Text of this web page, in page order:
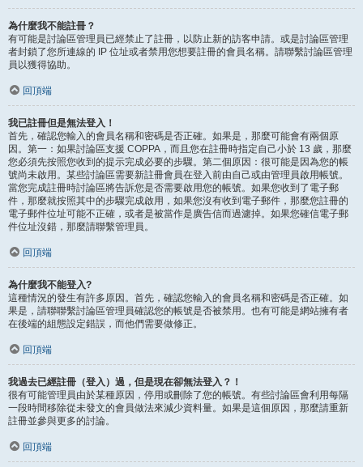
為什麼我不能註冊？
有可能是討論區管理員已經禁止了註冊，以防止新的訪客申請。或是討論區管理
者封鎖了您所連線的 IP 位址或者禁用您想要註冊的會員名稱。請聯繫討論區管理
員以獲得協助。
回頂端
我已註冊但是無法登入！
首先，確認您輸入的會員名稱和密碼是否正確。如果是，那麼可能會有兩個原
因。第一：如果討論區支援 COPPA，而且您在註冊時指定自己小於 13 歲，那麼
您必須先按照您收到的提示完成必要的步驟。第二個原因：很可能是因為您的帳
號尚未啟用。某些討論區需要新註冊會員在登入前由自己或由管理員啟用帳號。
當您完成註冊時討論區將告訴您是否需要啟用您的帳號。如果您收到了電子郵
件，那麼就按照其中的步驟完成啟用，如果您沒有收到電子郵件，那麼您註冊的
電子郵件位址可能不正確，或者是被當作是廣告信而過濾掉。如果您確信電子郵
件位址沒錯，那麼請聯繫管理員。
回頂端
為什麼我不能登入?
這種情況的發生有許多原因。首先，確認您輸入的會員名稱和密碼是否正確。如
果是，請聯聯繫討論區管理員確認您的帳號是否被禁用。也有可能是網站擁有者
在後端的組態設定錯誤，而他們需要做修正。
回頂端
我過去已經註冊（登入）過，但是現在卻無法登入？！
很有可能管理員由於某種原因，停用或刪除了您的帳號。有些討論區會利用每隔
一段時間移除從未發文的會員做法來減少資料量。如果是這個原因，那麼請重新
註冊並參與更多的討論。
回頂端